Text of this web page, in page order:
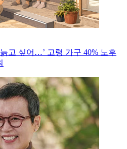
고 싶어…’ 고령 가구 40% 노후